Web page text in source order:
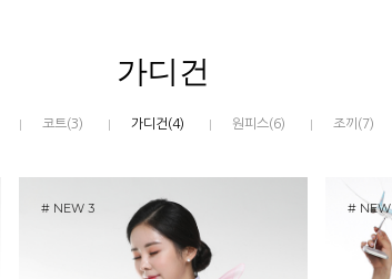
가디건
코트(3) 가디건(4) 원피스(6) 조끼(7)
# NEW 3 #